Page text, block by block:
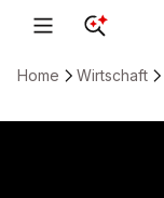
Home Wirtschaft